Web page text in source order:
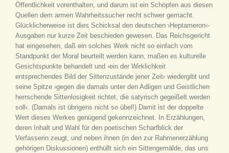
Öffentlichkeit vorenthalten, und darum ist ein Schöpfen aus diesen
Quellen dem armen Wahrheitssucher recht schwer gemacht.
Glücklicherweise ist dies Schicksal den deutschen ›Heptameron‹-
Ausgaben nur kurze Zeit beschieden gewesen. Das Reichsgericht
hat eingesehen, daß ein solches Werk nicht so einfach vom
Standpunkt der Moral beurteilt werden kann, maßen es kulturelle
Gesichtspunkte behandelt und ›ein der Wirklichkeit
entsprechendes Bild der Sittenzustände jener Zeit‹ wiedergibt und
seine Spitze ›gegen die damals unter den Adligen und Geistlichen
herrschende Sittenlosigkeit richtet, die satyrisch gegeißelt werden
soll‹. (Damals ist übrigens nicht so übel!) Damit ist der doppelte
Wert dieses Werkes genügend gekennzeichnet. In Erzählungen,
deren Inhalt und Wahl für den poetischen Scharfblick der
Verfasserin zeugt, und neben ihnen (in den zur Rahmenerzählung
gehörigen Diskussionen) enthüllt sich ein Sittengemälde, das uns